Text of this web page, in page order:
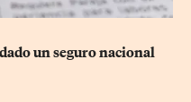
un seguro nacional